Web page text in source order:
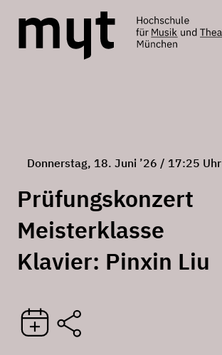
Donnerstag, 18. Juni ’26 / 17:25 Uhr
Prüfungskonzert
Meisterklasse
Klavier: Pinxin Liu